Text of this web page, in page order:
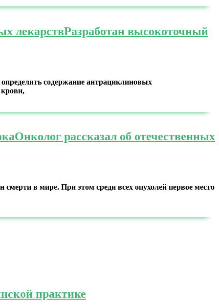
лекарствРазработан высокоточный
содержание антрациклиновых
Онколог рассказал об отечественных
в мире. При этом среди всех опухолей первое место
практике